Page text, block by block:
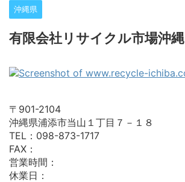
沖縄県
有限会社リサイクル市場沖縄
〒901-2104
沖縄県浦添市当山１丁目７－１８
TEL：098-873-1717
FAX：
営業時間：
休業日：